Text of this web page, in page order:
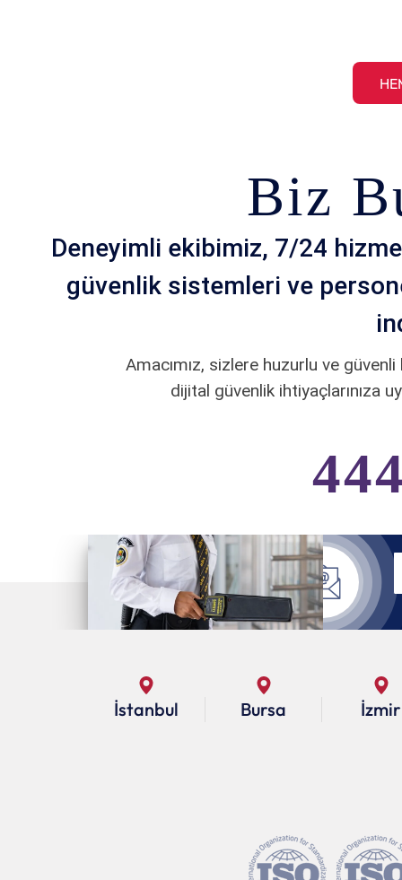
Biz
Deneyimli ekibimiz, 7/24
güvenlik sistemleri ve
Amacımız, sizlere huzurlu ve
dijital güvenlik ihtiyaçlarınıza
İstanbul Bursa İzmir